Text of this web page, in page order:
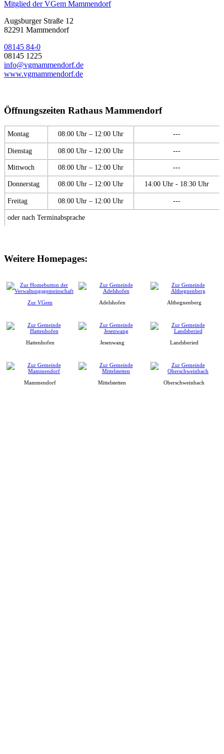
Mitglied der VGem Mammendorf
Augsburger Straße 12
82291 Mammendorf
08145 84-0
08145 1225
info@vgmammendorf.de
www.vgmammendorf.de
Öffnungszeiten Rathaus Mammendorf
Montag 08:00 Uhr – 12:00 Uhr ---
Dienstag 08:00 Uhr – 12:00 Uhr ---
Mittwoch 08:00 Uhr – 12:00 Uhr ---
Donnerstag 08:00 Uhr – 12:00 Uhr 14:00 Uhr - 18:30 Uhr
Freitag 08:00 Uhr – 12:00 Uhr ---
oder nach Terminabsprache
Weitere Homepages:
Zur VGem Adelshofen Althegnenberg
Hattenhofen Jesenwang Landsberied
Mammendorf Mittelstetten Oberschweinbach